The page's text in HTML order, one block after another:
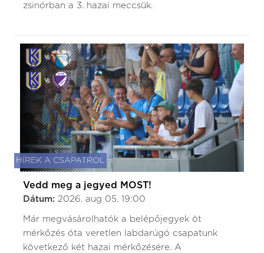
zsinórban a 3. hazai meccsük.
HÍREK A CSAPATRÓL
Vedd meg a jegyed MOST!
Dátum: 2026. aug 05. 19:00
Már megvásárolhatók a belépőjegyek öt
mérkőzés óta veretlen labdarúgó csapatunk
következő két hazai mérkőzésére. A